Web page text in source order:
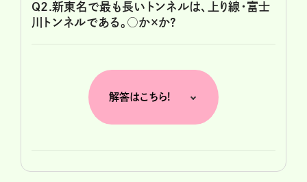
Q2.新東名で最も長いトンネルは、上り線・富士
川トンネルである。○か×か?
解答はこちら!